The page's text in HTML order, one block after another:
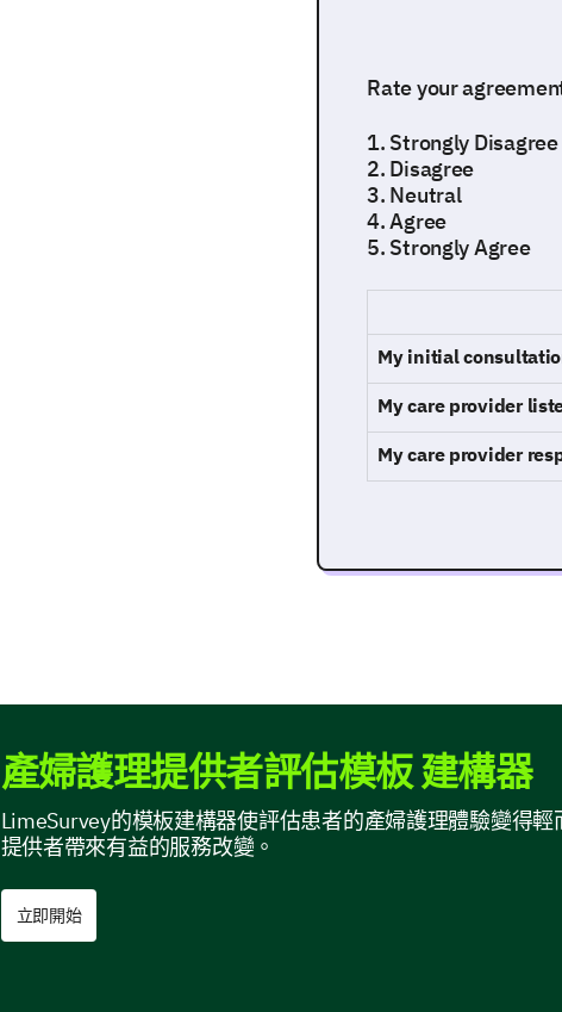
Rate your
1. Strongly Disagree
2. Disagree
3. Neutral
4. Agree
5. Strongly Agree
My initial
My care provider
My care provider
Ongoing Support
Weekly
Other:
What services
that apply and use
產婦護理提供者評估模板 建構器
LimeSurvey的模板建構器使評估患者的產婦護理體驗變得
提供者帶來有益的服務改變。
立即開始